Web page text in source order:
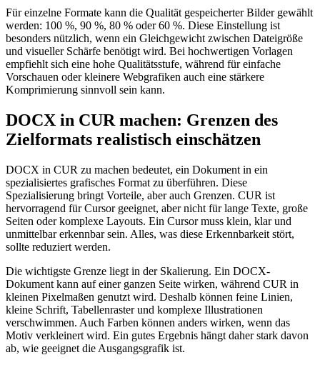
Für einzelne Formate kann die Qualität gespeicherter Bilder gewählt
werden: 100 %, 90 %, 80 % oder 60 %. Diese Einstellung ist
besonders nützlich, wenn ein Gleichgewicht zwischen Dateigröße
und visueller Schärfe benötigt wird. Bei hochwertigen Vorlagen
empfiehlt sich eine hohe Qualitätsstufe, während für einfache
Vorschauen oder kleinere Webgrafiken auch eine stärkere
Komprimierung sinnvoll sein kann.
DOCX in CUR machen: Grenzen des
Zielformats realistisch einschätzen
DOCX in CUR zu machen bedeutet, ein Dokument in ein
spezialisiertes grafisches Format zu überführen. Diese
Spezialisierung bringt Vorteile, aber auch Grenzen. CUR ist
hervorragend für Cursor geeignet, aber nicht für lange Texte, große
Seiten oder komplexe Layouts. Ein Cursor muss klein, klar und
unmittelbar erkennbar sein. Alles, was diese Erkennbarkeit stört,
sollte reduziert werden.
Die wichtigste Grenze liegt in der Skalierung. Ein DOCX-
Dokument kann auf einer ganzen Seite wirken, während CUR in
kleinen Pixelmaßen genutzt wird. Deshalb können feine Linien,
kleine Schrift, Tabellenraster und komplexe Illustrationen
verschwimmen. Auch Farben können anders wirken, wenn das
Motiv verkleinert wird. Ein gutes Ergebnis hängt daher stark davon
ab, wie geeignet die Ausgangsgrafik ist.